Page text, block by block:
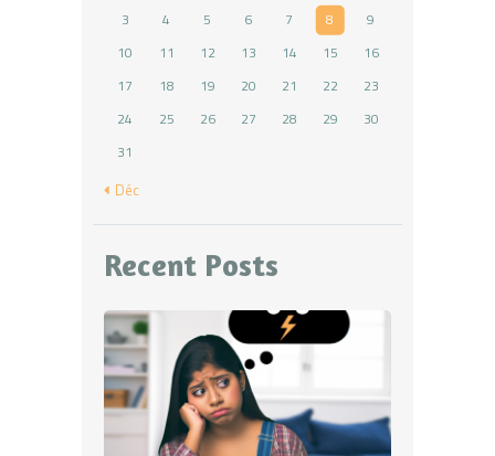
3
4 5 6 7 8
9
10
11 12 13 14 15
16
17
18 19 20 21 22
23
24
25 26 27 28 29
30
31
« Déc
Recent Posts